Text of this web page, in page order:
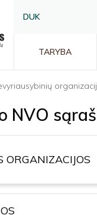
DUK
TARYBA
NVO
ORGANIZACIJOS